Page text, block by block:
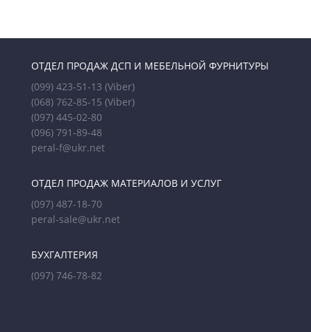
ОТДЕЛ ПРОДАЖ ДСП И МЕБЕЛЬНОЙ ФУРНИТУРЫ
(099) 423-51-13 (Viber)
(068) 762-85-15 (Viber)
(097) 445-02-80
(096) 791-89-48
peral-f@ukr.net
ОТДЕЛ ПРОДАЖ МАТЕРИАЛОВ И УСЛУГ
(097) 487-18-70
peral-sale@ukr.net
БУХГАЛТЕРИЯ
(097) 746-78-82